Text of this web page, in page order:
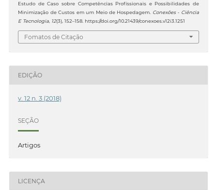
Estudo de Caso sobre Competências Profissionais e Possibilidades de
Minimização de Custos em um Meio de Hospedagem. Conexões - Ciência
E Tecnologia, 12(3), 152–158. https://doi.org/10.21439/conexoes.v12i3.1251
Fomatos de Citação
EDIÇÃO
v. 12 n. 3 (2018)
SEÇÃO
Artigos
LICENÇA